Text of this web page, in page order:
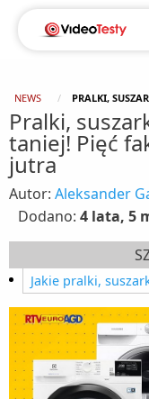
NEWS PRALKI,
Pralki,
taniej! Pięć
jutra
Autor: Aleksander
Dodano: 4 lata, 5
Jakie pralki,